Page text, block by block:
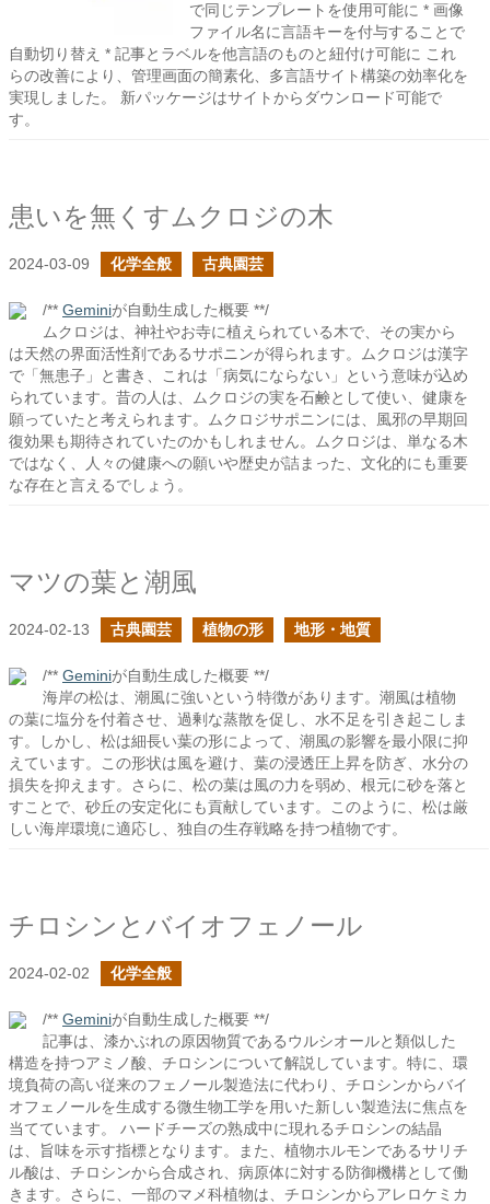
で同じテンプレートを使用可能に * 画像
ファイル名に言語キーを付与することで
自動切り替え * 記事とラベルを他言語のものと紐付け可能に これ
らの改善により、管理画面の簡素化、多言語サイト構築の効率化を
実現しました。 新パッケージはサイトからダウンロード可能で
す。
患いを無くすムクロジの木
2024-03-09 化学全般 古典園芸
/** Geminiが自動生成した概要 **/
ムクロジは、神社やお寺に植えられている木で、その実から
は天然の界面活性剤であるサポニンが得られます。ムクロジは漢字
で「無患子」と書き、これは「病気にならない」という意味が込め
られています。昔の人は、ムクロジの実を石鹸として使い、健康を
願っていたと考えられます。ムクロジサポニンには、風邪の早期回
復効果も期待されていたのかもしれません。ムクロジは、単なる木
ではなく、人々の健康への願いや歴史が詰まった、文化的にも重要
な存在と言えるでしょう。
マツの葉と潮風
2024-02-13 古典園芸 植物の形 地形・地質
/** Geminiが自動生成した概要 **/
海岸の松は、潮風に強いという特徴があります。潮風は植物
の葉に塩分を付着させ、過剰な蒸散を促し、水不足を引き起こしま
す。しかし、松は細長い葉の形によって、潮風の影響を最小限に抑
えています。この形状は風を避け、葉の浸透圧上昇を防ぎ、水分の
損失を抑えます。さらに、松の葉は風の力を弱め、根元に砂を落と
すことで、砂丘の安定化にも貢献しています。このように、松は厳
しい海岸環境に適応し、独自の生存戦略を持つ植物です。
チロシンとバイオフェノール
2024-02-02 化学全般
/** Geminiが自動生成した概要 **/
記事は、漆かぶれの原因物質であるウルシオールと類似した
構造を持つアミノ酸、チロシンについて解説しています。特に、環
境負荷の高い従来のフェノール製造法に代わり、チロシンからバイ
オフェノールを生成する微生物工学を用いた新しい製造法に焦点を
当てています。 ハードチーズの熟成中に現れるチロシンの結晶
は、旨味を示す指標となります。また、植物ホルモンであるサリチ
ル酸は、チロシンから合成され、病原体に対する防御機構として働
きます。さらに、一部のマメ科植物は、チロシンからアレロケミカ